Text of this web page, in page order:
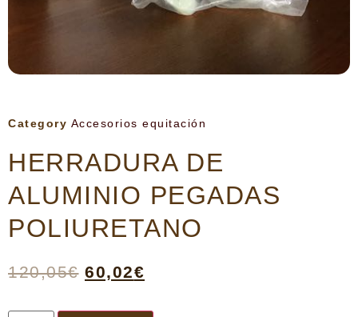
Category Accesorios equitación
HERRADURA DE
ALUMINIO PEGADAS
POLIURETANO
120,05€ 60,02€